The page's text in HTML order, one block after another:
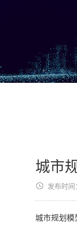
城市
发布时
城市规划模